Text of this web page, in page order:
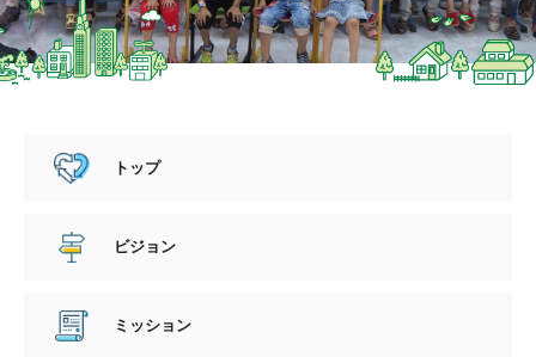
トップ
ビジョン
ミッション